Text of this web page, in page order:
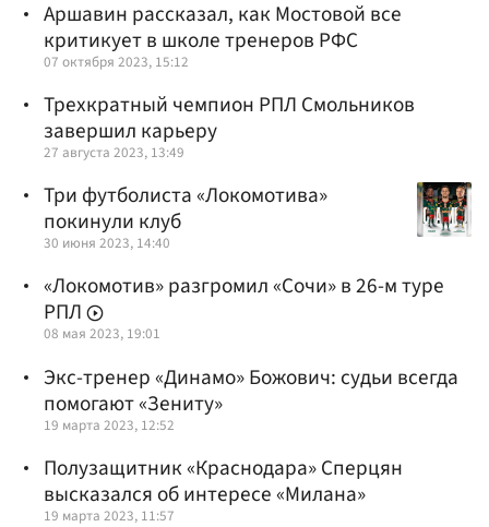
Аршавин рассказал, как Мостовой все
критикует в школе тренеров РФС
07 октября 2023, 15:12
Трехкратный чемпион РПЛ Смольников
завершил карьеру
27 августа 2023, 13:49
Три футболиста «Локомотива»
покинули клуб
30 июня 2023, 14:40
«Локомотив» разгромил «Сочи» в 26-м туре
РПЛ
08 мая 2023, 19:01
Экс-тренер «Динамо» Божович: судьи всегда
помогают «Зениту»
19 марта 2023, 12:52
Полузащитник «Краснодара» Сперцян
высказался об интересе «Милана»
19 марта 2023, 11:57